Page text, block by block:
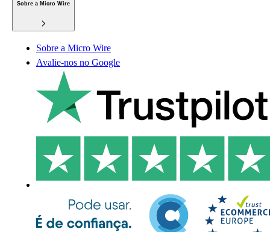
Sobre a Micro Wire
Sobre a Micro Wire
Avalie-nos no Google